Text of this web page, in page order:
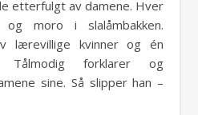
etterfulgt av damene. Hver
moro i slalåmbakken.
lærevillige kvinner og én
Tålmodig forklarer og
sine. Så slipper han –